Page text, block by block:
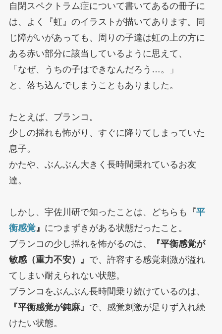
自閉スペクトラム症について書いてあるの冊子に
は、よく『虹』のイラストが描いてあります。同
じ障がいがあっても、周りの子達は虹の上の方に
ある赤い部分に該当しているように思えて、
「なぜ、うちの子はできなんだろう…。」
と、落ち込んでしまうこともありました。
たとえば、ブランコ。
少しの揺れも怖がり、すぐに降りてしまっていた
息子。
かたや、ぶんぶん大きく長時間乗れているお友
達。
しかし、宇佐川研で知ったことは、どちらも 『平
衡感覚』 につまずきがある状態だったこと。
ブランコの少し揺れを怖がるのは、
『平衡感覚が
敏感（重力不安）』 で、許容する感覚刺激が溢れ
てしまい耐えられない状態。
ブランコをぶんぶん長時間乗り続けているのは、
『平衡感覚が鈍麻』 で、感覚刺激が足りず入れ続
けたい状態。